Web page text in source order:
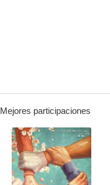
Mejores participaciones
--